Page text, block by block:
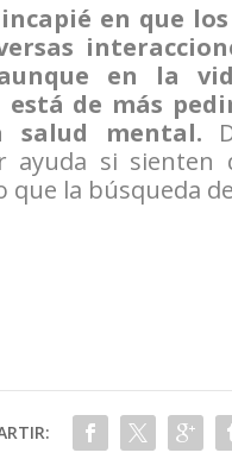
en que
en la
está de más
salud mental.
ayuda si
que la búsqueda